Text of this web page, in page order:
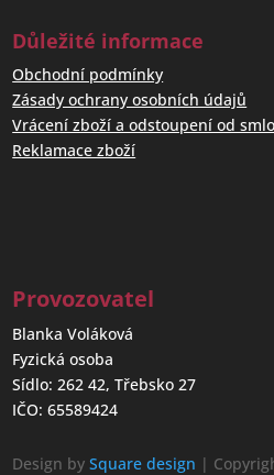
Důležité informace
Obchodní podmínky
Zásady ochrany osobních údajů
Vrácení zboží a odstoupení od
Reklamace zboží
Provozovatel
Blanka Voláková
Fyzická osoba
Sídlo: 262 42, Třebsko 27
IČO: 65589424
Design bySquare design |